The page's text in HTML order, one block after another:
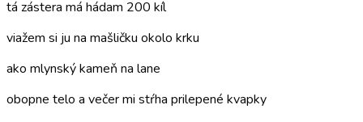
tá zástera má hádam 200 kíl
viažem si ju na mašličku okolo krku
ako mlynský kameň na lane
obopne telo a večer mi stŕha prilepené kvapky